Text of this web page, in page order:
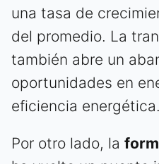
una tasa de
del promedio. La
también abre un
oportunidades en
eficiencia energética.
Por otro lado, la